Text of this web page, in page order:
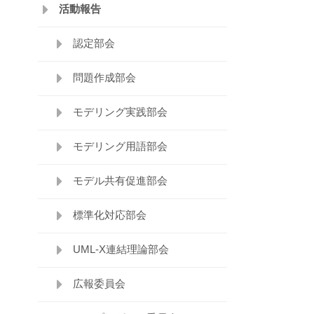
活動報告
認定部会
問題作成部会
モデリング実践部会
モデリング用語部会
モデル共有促進部会
標準化対応部会
UML-X連結理論部会
広報委員会